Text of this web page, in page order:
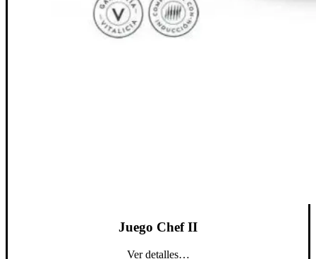
Juego Chef II
Ver detalles…